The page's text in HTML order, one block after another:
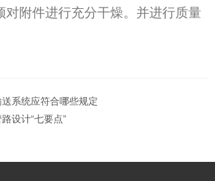
对附件进行充分干燥。并进行质量
系统应符合哪些规定
设计“七要点”